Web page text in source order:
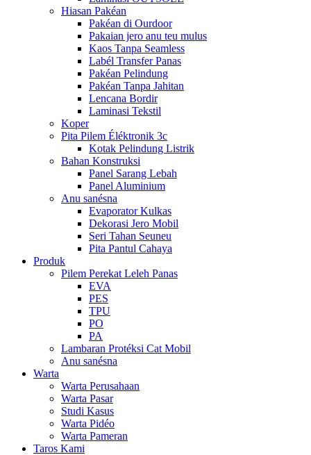
Hiasan Pakéan
Pakéan di Ourdoor
Pakaian jero anu teu mulus
Kaos Tanpa Seamless
Labél Transfer Panas
Pakéan Pelindung
Pakéan Tanpa Jahitan
Lencana Bordir
Laminasi Tekstil
Koper
Pita Pilem Éléktronik 3c
Kotak Pelindung Listrik
Bahan Konstruksi
Panel Sarang Lebah
Panel Aluminium
Anu sanésna
Evaporator Kulkas
Dekorasi Jero Mobil
Seri Tahan Seuneu
Pita Pantul Cahaya
Produk
Pilem Perekat Leleh Panas
EVA
PES
TPU
PO
PA
Lambaran Protéksi Cat Mobil
Anu sanésna
Warta
Warta Perusahaan
Warta Pasar
Studi Kasus
Warta Pidéo
Warta Pameran
Taros Kami